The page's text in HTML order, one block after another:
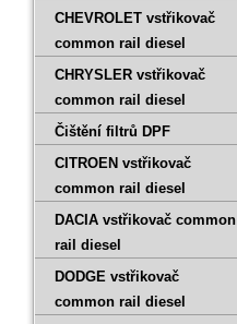
CHEVROLET vstřikovač
common rail diesel
CHRYSLER vstřikovač
common rail diesel
Čištění filtrů DPF
CITROEN vstřikovač
common rail diesel
DACIA vstřikovač common
rail diesel
DODGE vstřikovač
common rail diesel